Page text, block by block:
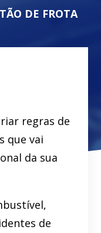
DE FROTA
regras de
que vai
da sua
de